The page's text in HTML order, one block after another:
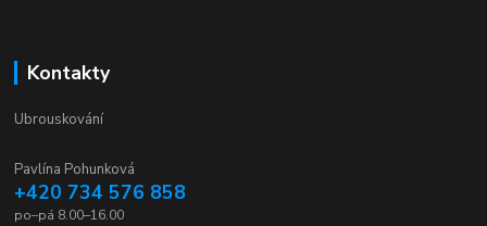
Kontakty
Ubrouskování
Pavlína Pohunková
+420 734 576 858
po–pá 8.00–16.00